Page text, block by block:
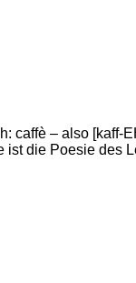
caffè – also [kaff-
ist die Poesie des